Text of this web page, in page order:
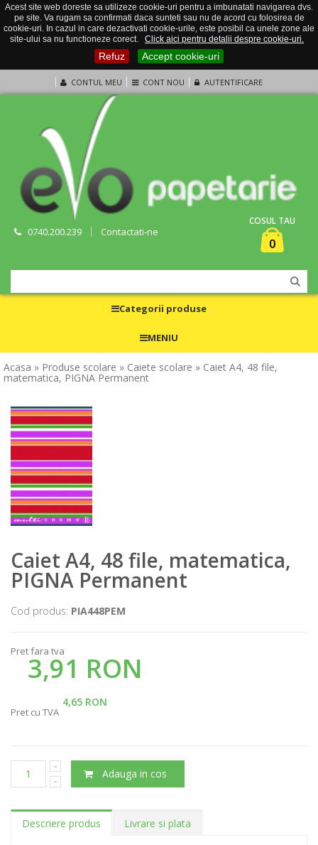
Acest site web doreste sa utilizeze cookie-uri pentru a imbunatati navigarea dvs.
pe site. Va rugam sa confirmati daca sunteti sau nu de acord cu folosirea de
cookie-uri. In cazul in care dezactivati cookie-urile, este posibil ca unele zone ale
site-ului sa nu functioneze corect.
Click aici pentru detalii despre cookie-uri.
Refuz Accept cookie-uri
CONTUL MEU CONT NOU AUTENTIFICARE
0740.200.239 Contactati-ne
COSUL TAU
0
Categorii produse
MENIU
Acasa » Produse scolare » Caiete scolare » Caiet A4, 48 file,
matematica, PIGNA Permanent
Caiet A4, 48 file, matematica,
PIGNA Permanent
Cod produs: PIA448PEM
Pret fara tva
3,91 RON
4,65 RON
Pret cu TVA
Adauga in cos
Descriere produs Livrare si plata